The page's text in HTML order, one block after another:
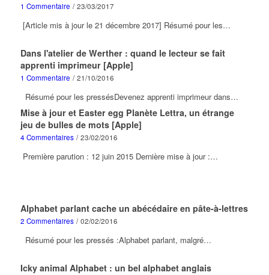
1 Commentaire / 23/03/2017
[Article mis à jour le 21 décembre 2017] Résumé pour les…
Dans l'atelier de Werther : quand le lecteur se fait
apprenti imprimeur [Apple]
1 Commentaire / 21/10/2016
Résumé pour les pressésDevenez apprenti imprimeur dans…
Mise à jour et Easter egg Planète Lettra, un étrange
jeu de bulles de mots [Apple]
4 Commentaires / 23/02/2016
Première parution : 12 juin 2015 Dernière mise à jour :…
Alphabet parlant cache un abécédaire en pâte-à-lettres
2 Commentaires / 02/02/2016
Résumé pour les pressés :Alphabet parlant, malgré…
Icky animal Alphabet : un bel alphabet anglais